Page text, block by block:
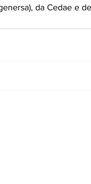
da Cedae e